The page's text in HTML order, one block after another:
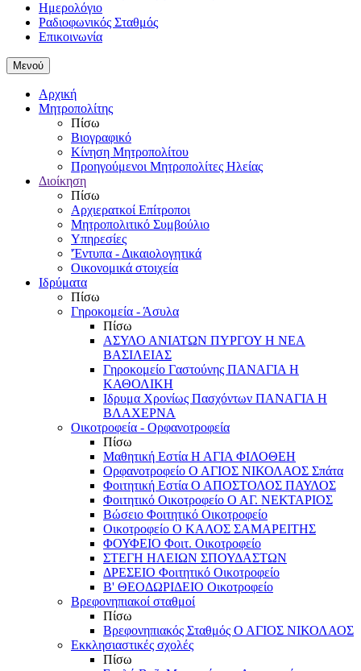
Ημερολόγιο
Ραδιοφωνικός Σταθμός
Επικοινωνία
Μενού
Αρχική
Μητροπολίτης
Πίσω
Βιογραφικό
Κίνηση Μητροπολίτου
Προηγούμενοι Μητροπολίτες Ηλείας
Διοίκηση
Πίσω
Αρχιερατκοί Επίτροποι
Μητροπολιτικό Συμβούλιο
Υπηρεσίες
'Έντυπα - Δικαιολογητικά
Οικονομικά στοιχεία
Ιδρύματα
Πίσω
Γηροκομεία - Άσυλα
Πίσω
ΑΣΥΛΟ ΑΝΙΑΤΩΝ ΠΥΡΓΟΥ Η ΝΕΑ
ΒΑΣΙΛΕΙΑΣ
Γηροκομείο Γαστούνης ΠΑΝΑΓΙΑ Η
ΚΑΘΟΛΙΚΗ
Ιδρυμα Χρονίως Πασχόντων ΠΑΝΑΓΙΑ Η
ΒΛΑΧΕΡΝΑ
Οικοτροφεία - Ορφανοτροφεία
Πίσω
Μαθητική Εστία Η ΑΓΙΑ ΦΙΛΟΘΕΗ
Ορφανοτροφείο Ο ΑΓΙΟΣ ΝΙΚΟΛΑΟΣ Σπάτα
Φοιτητική Εστία Ο ΑΠΟΣΤΟΛΟΣ ΠΑΥΛΟΣ
Φοιτητικό Οικοτροφείο Ο ΑΓ. ΝΕΚΤΑΡΙΟΣ
Βώσειο Φοιτητικό Οικοτροφείο
Οικοτροφείο Ο ΚΑΛΟΣ ΣΑΜΑΡΕΙΤΗΣ
ΦΟΥΦΕΙΟ Φοιτ. Οικοτροφείο
ΣΤΕΓΗ ΗΛΕΙΩΝ ΣΠΟΥΔΑΣΤΩΝ
ΔΡΕΣΕΙΟ Φοιτητικό Οικοτροφείο
Β' ΘΕΟΔΩΡΙΔΕΙΟ Οικοτροφείο
Βρεφονηπιακοί σταθμοί
Πίσω
Βρεφονηπιακός Σταθμός Ο ΑΓΙΟΣ ΝΙΚΟΛΑΟΣ
Εκκλησιαστικές σχολές
Πίσω